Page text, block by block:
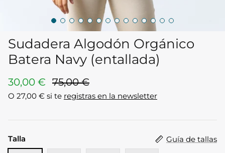
Best sellers
Algodón Orgánico
Sudadera Algodón Orgánico
Batera Navy (entallada)
30,00 € 75,00 €
O 27,00 € si te registras en la newsletter
Talla Guía de tallas